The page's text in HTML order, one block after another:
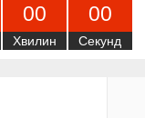
00
Хвилин
00
Секунд